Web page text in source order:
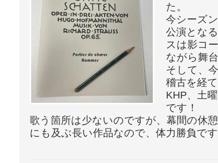
た。
今シーズ
公演とな
スは影コ
ながら舞
そして、
稽古を経
KHP、土
です！
歌う箇所は少ないのですが、幕間の休
にも及ぶ長い作品なので、体力勝負で